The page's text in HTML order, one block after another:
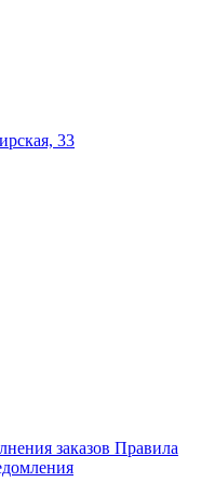
33
заказов Правила